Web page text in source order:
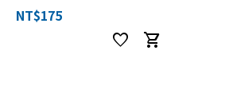
NT$175
favorite shopping_cart